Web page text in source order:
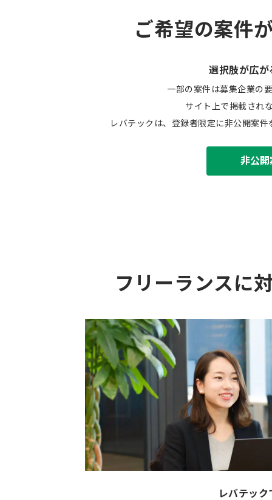
ご希望の案件
選択肢が広が
一部の案件は募集企業の
サイト上で掲載され
レバテックは、登録者限定に非公開案
非公
フリーランスに
レバテッ